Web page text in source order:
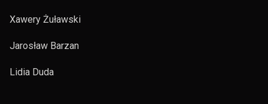
Xawery Żuławski
Jarosław Barzan
Lidia Duda